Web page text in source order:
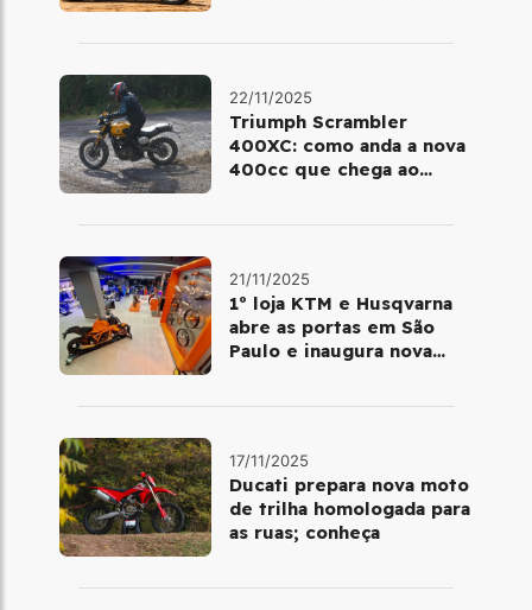
22/11/2025
Triumph Scrambler
400XC: como anda a nova
400cc que chega ao
21/11/2025
1º loja KTM e Husqvarna
abre as portas em São
Paulo e inaugura nova
17/11/2025
Ducati prepara nova moto
de trilha homologada para
as ruas; conheça